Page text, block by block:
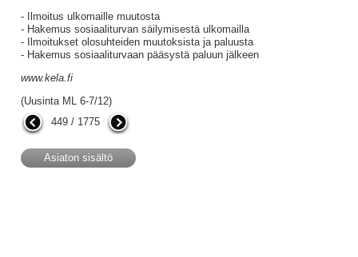
- Ilmoitus ulkomaille muutosta
- Hakemus sosiaaliturvan säilymisestä ulkomailla
- Ilmoitukset olosuhteiden muutoksista ja paluusta
- Hakemus sosiaaliturvaan pääsystä paluun jälkeen
www.kela.fi
(Uusinta ML 6-7/12)
449 / 1775
Asiaton sisältö